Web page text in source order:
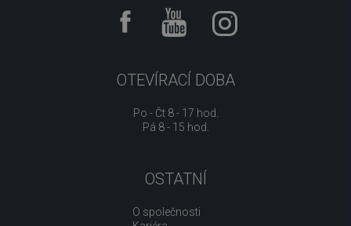
OTEVÍRACÍ DOBA
Po - Čt 8 - 17 hod.
Pá 8 - 15 hod.
OSTATNÍ
O společnosti